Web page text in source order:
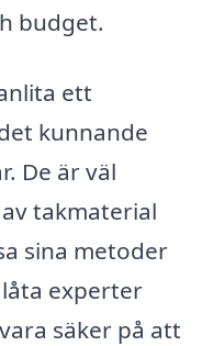
budget.
ett
kunnande
De är väl
takmaterial
sina metoder
experter
säker på att